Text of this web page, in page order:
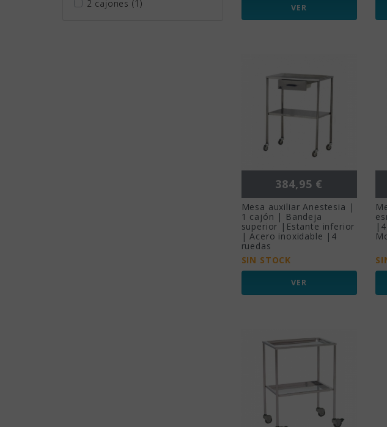
2 cajones (1) VER
Precio
384,95 €
Mesa auxiliar Anestesia |
1 cajón | Bandeja
superior |Estante inferior
| Acero inoxidable |4
ruedas
SIN STOCK
VER